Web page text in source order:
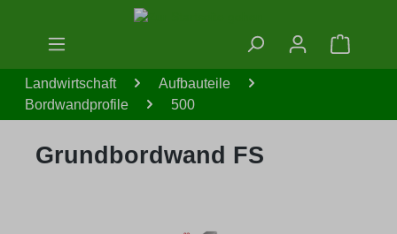
Zum Hauptinhalt springen
Landwirtschaft
Aufbauteile
Bordwandprofile
500
Grundbordwand FS